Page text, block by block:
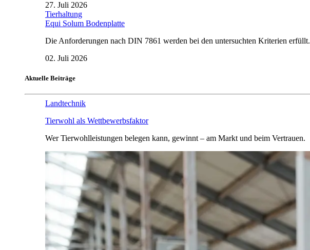
27. Juli 2026
Tierhaltung
Equi Solum Bodenplatte
Die Anforderungen nach DIN 7861 werden bei den untersuchten Kriterien erfüllt.
02. Juli 2026
Aktuelle Beiträge
Landtechnik
Tierwohl als Wettbewerbsfaktor
Wer Tierwohlleistungen belegen kann, gewinnt – am Markt und beim Vertrauen.